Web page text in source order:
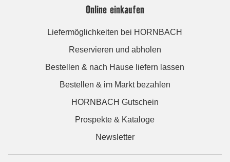
Online einkaufen
Liefermöglichkeiten bei HORNBACH
Reservieren und abholen
Bestellen & nach Hause liefern lassen
Bestellen & im Markt bezahlen
HORNBACH Gutschein
Prospekte & Kataloge
Newsletter